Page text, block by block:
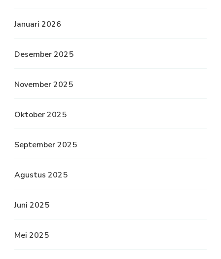
Januari 2026
Desember 2025
November 2025
Oktober 2025
September 2025
Agustus 2025
Juni 2025
Mei 2025